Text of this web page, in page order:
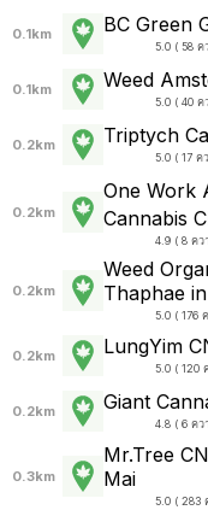
0.1km BC Green
5.0 ( 58 ค
0.1km Weed
5.0 ( 40 ค
0.2km Triptych
5.0 ( 17 ค
0.2km
One Work
Cannabis
4.9 ( 8 คว
0.2km
Weed
Thaphae
5.0 ( 176
0.2km LungYim
5.0 ( 120
0.2km Giant
4.8 ( 6 คว
0.3km
Mr.Tree
Mai
5.0 ( 283